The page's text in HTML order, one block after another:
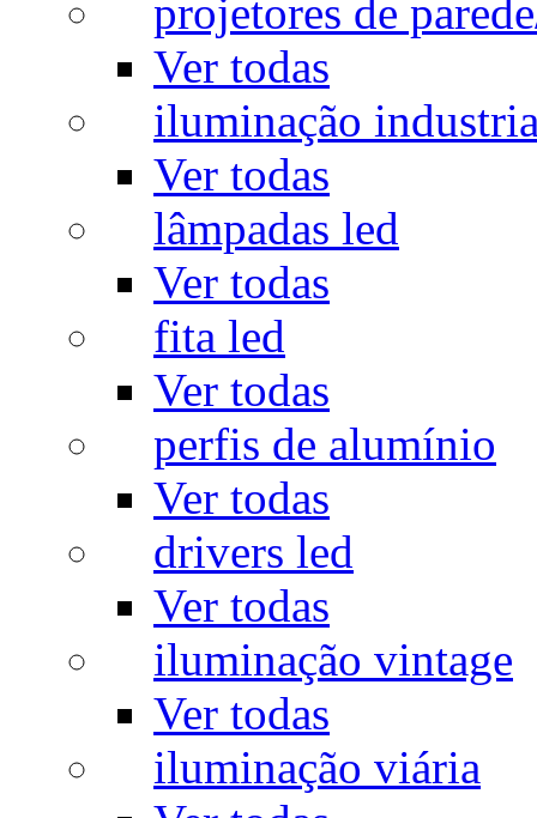
projetores de
Ver todas
iluminação
Ver todas
lâmpadas led
Ver todas
fita led
Ver todas
perfis de alumínio
Ver todas
drivers led
Ver todas
iluminação vintage
Ver todas
iluminação viária